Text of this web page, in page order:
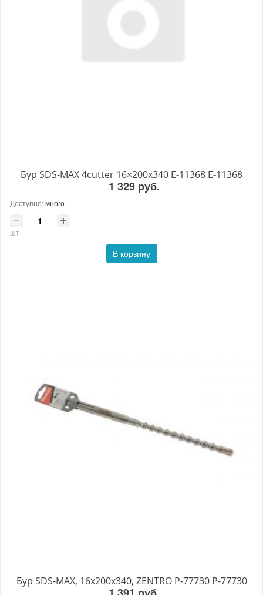
Бур SDS-MAX 4cutter 16×200x340 E-11368 E-11368
1 329 руб.
Доступно:много
шт
В корзину
Бур SDS-MAX, 16х200х340, ZENTRO P-77730 P-77730